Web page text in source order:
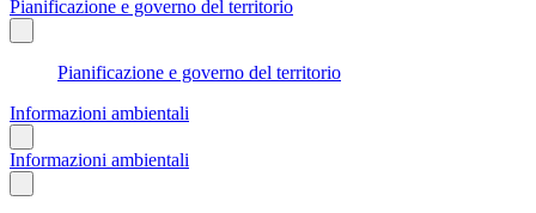
Pianificazione e governo del territorio
Pianificazione e governo del territorio
Informazioni ambientali
Informazioni ambientali